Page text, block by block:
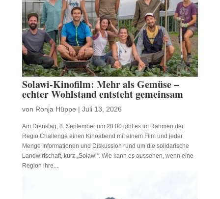
Solawi-Kinofilm: Mehr als Gemüse –
echter Wohlstand entsteht gemeinsam
von Ronja Hüppe | Juli 13, 2026
Am Dienstag, 8. September um 20:00 gibt es im Rahmen der
Regio Challenge einen Kinoabend mit einem Film und jeder
Menge Informationen und Diskussion rund um die solidarische
Landwirtschaft, kurz „Solawi“. Wie kann es aussehen, wenn eine
Region ihre...